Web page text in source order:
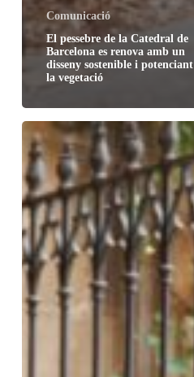
Comunicació
El pessebre de la Catedral de
Barcelona es renova amb un
disseny sostenible i potenciant
la vegetació
La
Catedral
de
Barcelona
incorpora
la
realitat
virtual
a